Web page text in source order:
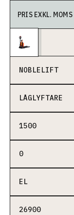
PRIS EXKL. MOMS
NOBLELIFT
LÅGLYFTARE
1500
0
EL
26900